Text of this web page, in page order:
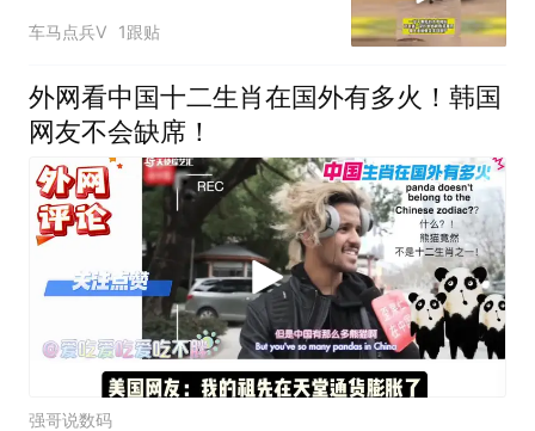
线杆张牙舞爪
车马点兵V 1跟贴
外网看中国十二生肖在国外有多火！韩国
网友不会缺席！
强哥说数码